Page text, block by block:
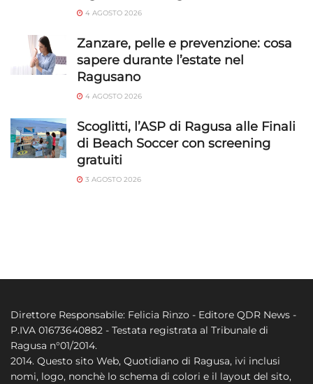
4 AGOSTO 2026
Zanzare, pelle e prevenzione: cosa
sapere durante l’estate nel
Ragusano
4 AGOSTO 2026
Scoglitti, l’ASP di Ragusa alle Finali
di Beach Soccer con screening
gratuiti
3 AGOSTO 2026
Direttore Responsabile: Felicia Rinzo - Editore QDR News -
P.IVA 01673640882 - Testata registrata al Tribunale di
Ragusa n°01/2014.
2014. Questo sito Web, Quotidiano di Ragusa, ivi inclusi
nomi, logo, nonchè lo schema di colori e il layout del sito,